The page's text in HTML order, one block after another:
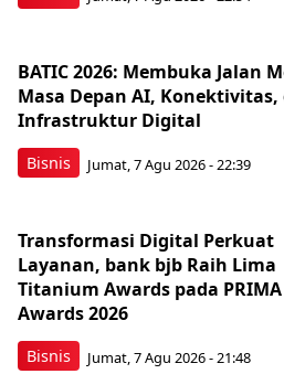
Bisnis
BATIC 2026: Membuka Jalan
Masa Depan AI, Konektivitas,
Infrastruktur Digital
Jumat, 7 Agu 2026 - 22:39
Bisnis
Transformasi Digital Perkuat
Layanan, bank bjb Raih Lima
Titanium Awards pada PRIMA
Awards 2026
Jumat, 7 Agu 2026 - 21:48